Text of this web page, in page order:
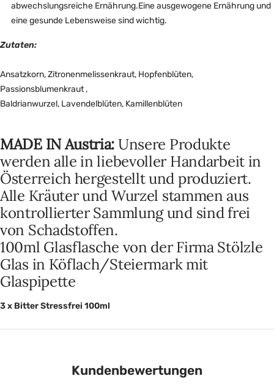
abwechslungsreiche Ernährung.Eine ausgewogene Ernährung und
eine gesunde Lebensweise sind wichtig.
Zutaten:
Ansatzkorn, Zitronenmelissenkraut, Hopfenblüten,
Passionsblumenkraut ,
Baldrianwurzel, Lavendelblüten, Kamillenblüten
MADE IN Austria:Unsere Produkte
werden alle in liebevoller Handarbeit in
Österreich hergestellt und produziert.
Alle Kräuter und Wurzel stammen aus
kontrollierter Sammlung und sind frei
von Schadstoffen.
100ml Glasflasche von der Firma Stölzle
Glas in Köflach/Steiermark mit
Glaspipette
3 x Bitter Stressfrei 100ml
Kundenbewertungen